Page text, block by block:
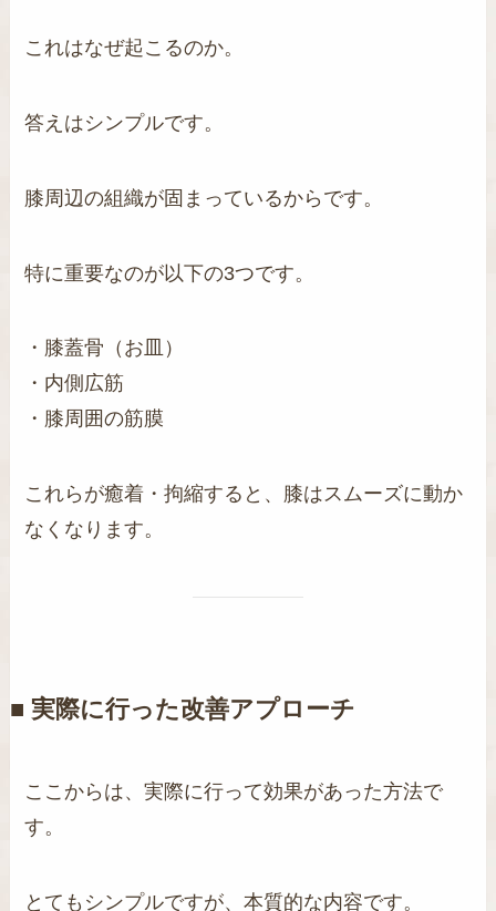
これはなぜ起こるのか。
答えはシンプルです。
膝周辺の組織が固まっているからです。
特に重要なのが以下の3つです。
・膝蓋骨（お皿）
・内側広筋
・膝周囲の筋膜
これらが癒着・拘縮すると、膝はスムーズに動か
なくなります。
■ 実際に行った改善アプローチ
ここからは、実際に行って効果があった方法で
す。
とてもシンプルですが、本質的な内容です。